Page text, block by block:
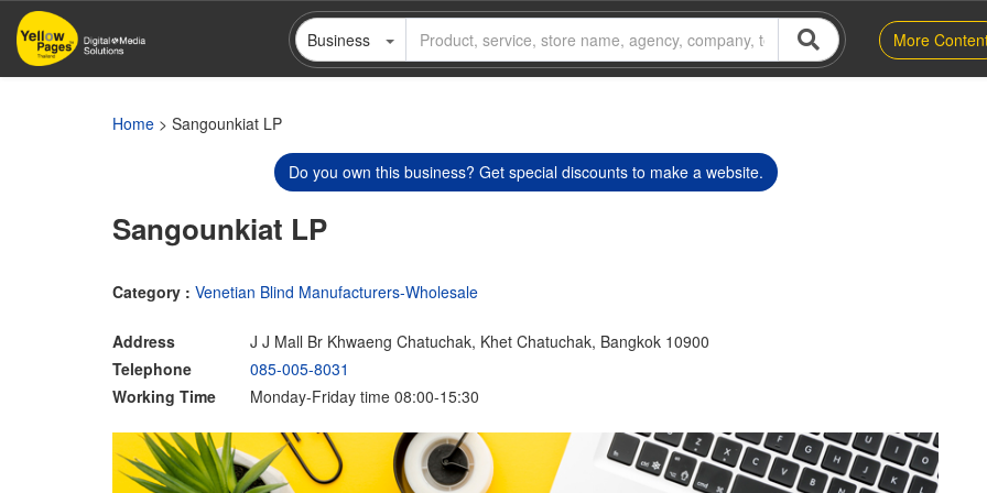
Skip
main
Business More
Home > Sangounkiat LP
Do you own this business? Get special discounts to make a website.
Sangounkiat LP
Category : Venetian Blind Manufacturers-Wholesale
Address
J J Mall Br Khwaeng Chatuchak, Khet Chatuchak, Bangkok 10900
Telephone
085-005-8031
Working Time
Monday-Friday time 08:00-15:30